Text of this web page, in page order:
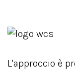
L'approccio è